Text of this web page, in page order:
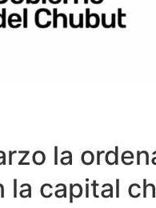
la
la capital